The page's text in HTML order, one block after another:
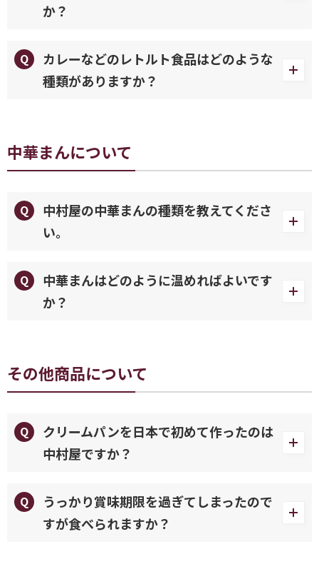
か？
カレーなどのレトルト食品はどのような
種類がありますか？
中華まんについて
中村屋の中華まんの種類を教えてくださ
い。
中華まんはどのように温めればよいです
か？
その他商品について
クリームパンを日本で初めて作ったのは
中村屋ですか？
うっかり賞味期限を過ぎてしまったので
すが食べられますか？